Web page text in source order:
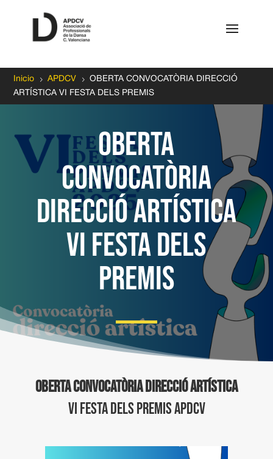
Inicio 5 APDCV 5
OBERTA CONVOCATÒRIA DIRECCIÓ
ARTÍSTICA VI FESTA DELS PREMIS
OBERTA
CONVOCATÒRIA
DIRECCIÓ ARTÍSTICA
VI FESTA DELS
PREMIS
OBERTA CONVOCATÒRIA DIRECCIÓ ARTÍSTICA
VI FESTA DELS PREMIS APDCV